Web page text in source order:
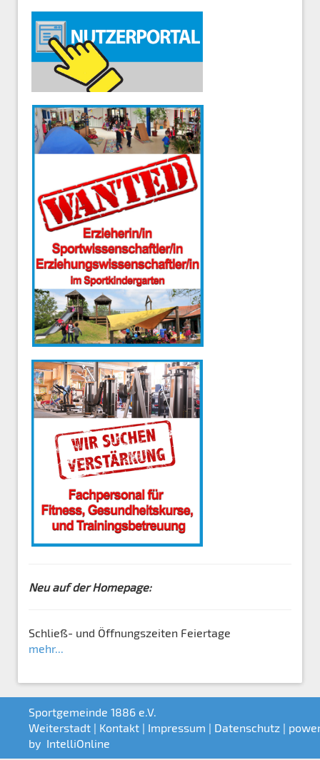
Neu auf der Homepage:
Schließ- und Öffnungszeiten Feiertage
mehr...
Sportgemeinde 1886 e.V.
Weiterstadt | Kontakt | Impressum | Datenschutz |
by IntelliOnline